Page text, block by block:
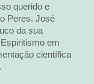
querido e
Peres. José
da sua
em
científica